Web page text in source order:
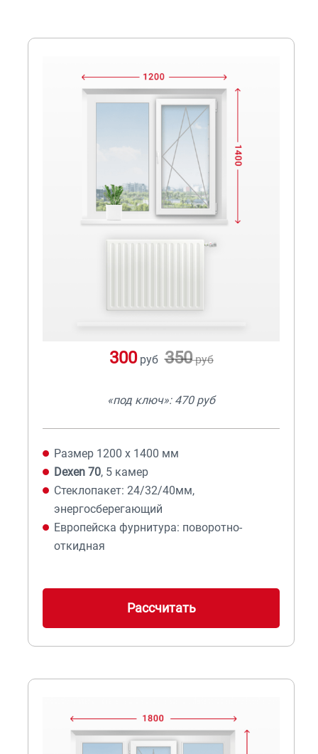
300руб 350руб
«под ключ»: 470 руб
Размер 1200 х 1400 мм
Dexen 70, 5 камер
Стеклопакет: 24/32/40мм,
энергосберегающий
Европейска фурнитура: поворотно-
откидная
Рассчитать